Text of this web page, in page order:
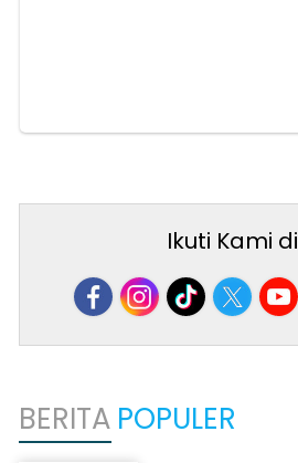
Ikuti Kami di
BERITA POPULER